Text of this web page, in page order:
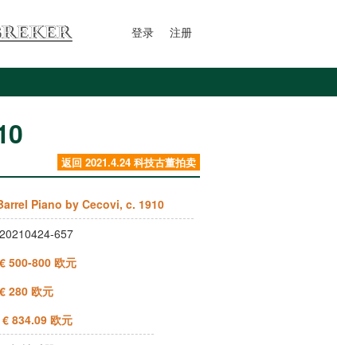
登录 注册
返回 2021.4.24 科技古董拍卖
Piano by Cecovi, c. 1910
20210424-657
€ 500-800 欧元
€ 280 欧元
€ 834.09 欧元